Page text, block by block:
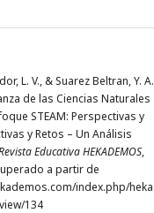
L. V., & Suarez Beltran, Y. A.
de las Ciencias Naturales
STEAM: Perspectivas y
y Retos – Un Análisis
Educativa HEKADEMOS,
a partir de
index.php/heka
134